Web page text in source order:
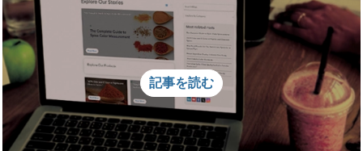
記事を読む